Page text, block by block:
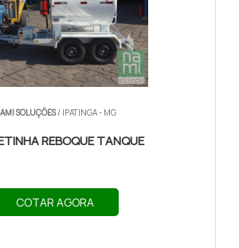
SOLUÇÕES/ IPATINGA - MG
REBOQUE TANQUE
COTAR AGORA